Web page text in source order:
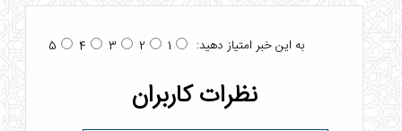
به این خبر امتیاز دهید: 1
2
3
4
5
نظرات کاربران